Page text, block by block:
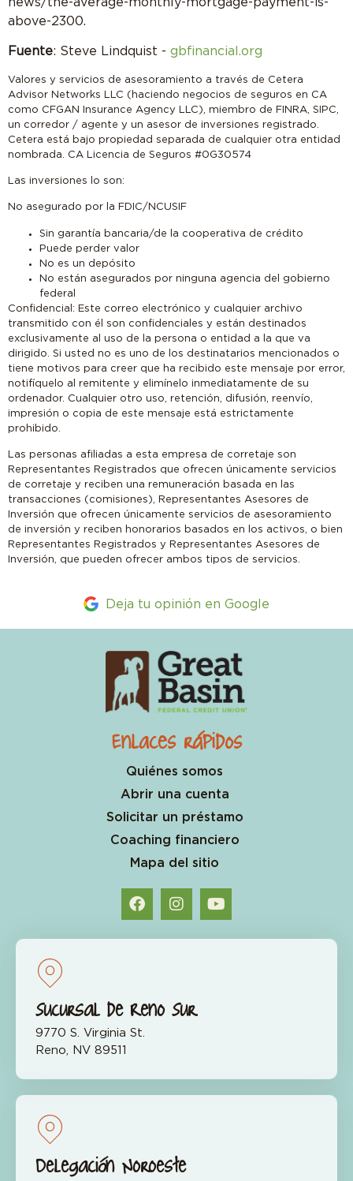
above-2300.
Fuente: Steve Lindquist - gbfinancial.org
Valores y servicios de asesoramiento a través de Cetera
Advisor Networks LLC (haciendo negocios de seguros en CA
como CFGAN Insurance Agency LLC), miembro de FINRA, SIPC,
un corredor / agente y un asesor de inversiones registrado.
Cetera está bajo propiedad separada de cualquier otra entidad
nombrada. CA Licencia de Seguros #0G30574
Las inversiones lo son:
No asegurado por la FDIC/NCUSIF
Sin garantía bancaria/de la cooperativa de crédito
Puede perder valor
No es un depósito
No están asegurados por ninguna agencia del gobierno
federal
Confidencial: Este correo electrónico y cualquier archivo
transmitido con él son confidenciales y están destinados
exclusivamente al uso de la persona o entidad a la que va
dirigido. Si usted no es uno de los destinatarios mencionados o
tiene motivos para creer que ha recibido este mensaje por error,
notifíquelo al remitente y elimínelo inmediatamente de su
ordenador. Cualquier otro uso, retención, difusión, reenvío,
impresión o copia de este mensaje está estrictamente
prohibido.
Las personas afiliadas a esta empresa de corretaje son
Representantes Registrados que ofrecen únicamente servicios
de corretaje y reciben una remuneración basada en las
transacciones (comisiones), Representantes Asesores de
Inversión que ofrecen únicamente servicios de asesoramiento
de inversión y reciben honorarios basados en los activos, o bien
Representantes Registrados y Representantes Asesores de
Inversión, que pueden ofrecer ambos tipos de servicios.
Deja tu opinión en Google
Enlaces rápidos
Quiénes somos
Abrir una cuenta
Solicitar un préstamo
Coaching financiero
Mapa del sitio
Sucursal de Reno Sur
9770 S. Virginia St.
Reno, NV 89511
Delegación Noroeste